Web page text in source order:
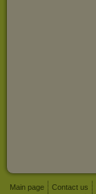
Main page Contact us